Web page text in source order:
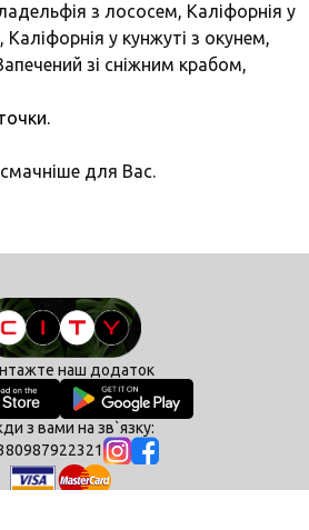
з лососем, Каліфорнія у
Каліфорнія у кунжуті з окунем,
зі сніжним крабом,
для Вас.
наш додаток
з вами на зв`язку: